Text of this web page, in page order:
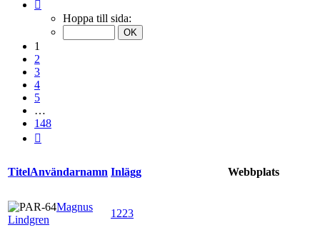
Hoppa till sida:
1
2
3
4
5
…
148
TitelAnvändarnamn Inlägg Webbplats
Magnus
Lindgren
1223